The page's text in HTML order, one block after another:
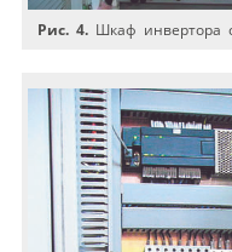
Рис. 4. Шкаф инвертора